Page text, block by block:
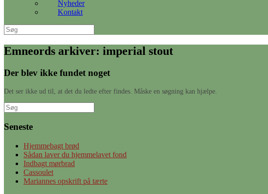
Nyheder
Kontakt
Søg
efter:
Emneords arkiver: imperial stout
Der blev ikke fundet noget
Det ser ikke ud til, at det du ledte efter findes. Måske en søgning kan hjælpe.
Søg
efter:
Seneste
Hjemmebagt brød
Sådan laver du hjemmelavet fond
Indbagt mørbrad
Cassoulet
Mariannes opskrift på tærte